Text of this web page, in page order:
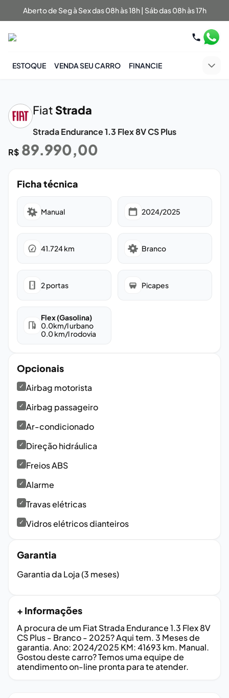
Aberto de Seg à Sex das 08h às 18h | Sáb das 08h às 17h
ESTOQUE VENDA SEU CARRO FINANCIE
Fiat Strada
Strada Endurance 1.3 Flex 8V CS Plus
R$ 89.990,00
Ficha técnica
Manual 2024/2025
41.724km Branco
2portas Picapes
Flex (Gasolina)
0.0km/l urbano
0.0km/l rodovia
Opcionais
✓ Airbag motorista
✓ Airbag passageiro
✓ Ar-condicionado
✓ Direção hidráulica
✓ Freios ABS
✓ Alarme
✓ Travas elétricas
✓ Vidros elétricos dianteiros
Garantia
Garantia da Loja (3 meses)
+ Informações
A procura de um Fiat Strada Endurance 1.3 Flex 8V
CS Plus - Branco - 2025? Aqui tem. 3 Meses de
garantia. Ano: 2024/2025 KM: 41693 km. Manual.
Gostou deste carro? Temos uma equipe de
atendimento on-line pronta para te atender.